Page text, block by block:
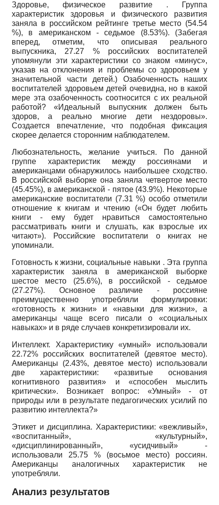
Здоровье, физическое развитие . Группа
характеристик здоровья и физического развития
заняла в российском рейтинге третье место (54.54
%), в американском - седьмое (8.53%). (Забегая
вперед, отметим, что описывая реального
выпускника, 27.27 % российских воспитателей
упомянули эти характеристики со знаком «минус»,
указав на отклонения и проблемы со здоровьем у
значительной части детей.) Озабоченность наших
воспитателей здоровьем детей очевидна, но в какой
мере эта озабоченность соотносится с их реальной
работой? «Идеальный выпускник должен быть
здоров, а реально многие дети нездоровы».
Создается впечатление, что подобная фиксация
скорее делается сторонним наблюдателем.
Любознательность, желание учиться. По данной
группе характеристик между россиянами и
американцами обнаружилось наибольшее сходство.
В российской выборке она заняла четвертое место
(45.45%), в американской - пятое (43.9%). Некоторые
американские воспитатели (7.31 %) особо отметили
отношение к книгам и чтению («Он будет любить
книги - ему будет нравиться самостоятельно
рассматривать книги и слушать, как взрослые их
читают»). Российские воспитатели о книгах не
упоминали.
Готовность к жизни, социальные навыки . Эта группа
характеристик заняла в американской выборке
шестое место (25.6%), в российской - седьмое
(27.27%). Основное различие - россияне
преимущественно употребляли формулировки:
«готовность к жизни» и «навыки для жизни», а
американцы чаще всего писали о «социальных
навыках» и в ряде случаев конкретизировали их.
Интеллект. Характеристику «умный» использовали
22.72% российских воспитателей (девятое место).
Американцы (2.43%, девятое место) использовали
две характеристики: «развитые основания
когнитивного развития» и «способен мыслить
критически». Возникает вопрос: «Умный» - от
природы или в результате педагогических усилий по
развитию интеллекта?»
Этикет и дисциплина. Характеристики: «вежливый»,
«воспитанный», «культурный»,
«дисциплинированный», «усидчивый» -
использовали 25.75 % (восьмое место) россиян.
Американцы аналогичных характеристик не
употребляли.
Анализ результатов